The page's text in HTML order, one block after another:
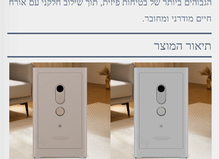
הגבוהים ביותר של בטיחות פיזית, תוך שילוב חלקני עם אורח
חיים מודרני ומחובר.
תיאור המוצר